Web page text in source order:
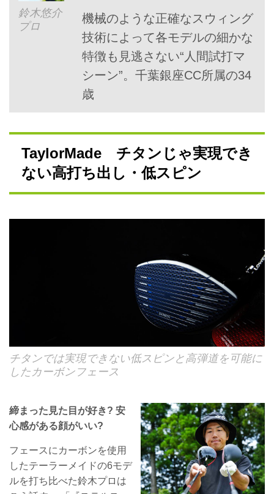
鈴木悠介
プロ
機械のような正確なスウィング
技術によって各モデルの細かな
特徴も見逃さない“人間試打マ
シーン”。千葉銀座CC所属の34
歳
TaylorMade チタンじゃ実現でき
ない高打ち出し・低スピン
チタンでは実現できない低スピンと高弾道を可能に
したカーボンフェース
締まった見た目が好き? 安
心感がある顔がいい?
フェースにカーボンを使用
したテーラーメイドの6モデ
ルを打ち比べた鈴木プロは